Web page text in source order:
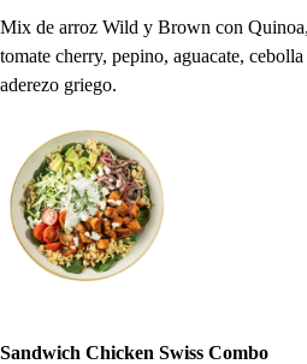
Mix de arroz Wild y Brown con
tomate cherry, pepino, aguacate,
aderezo griego.
Sandwich Chicken Swiss Combo